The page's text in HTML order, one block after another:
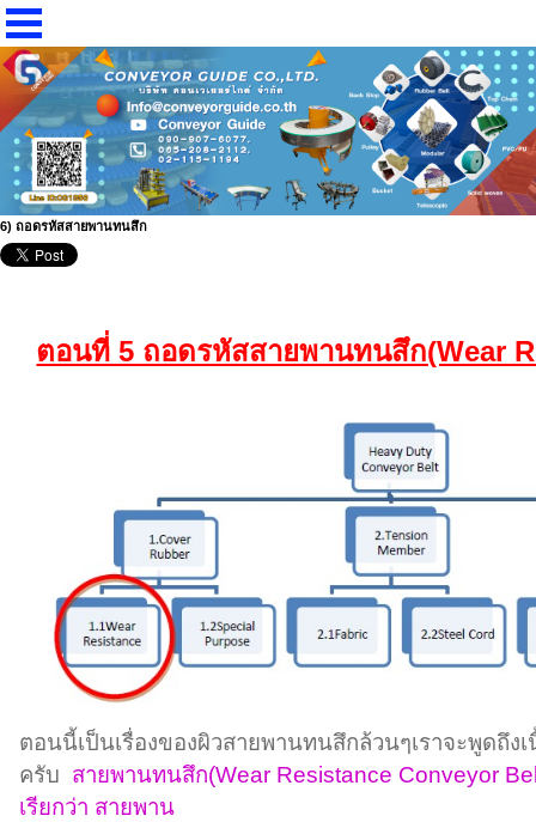
6) ถอดรหัสสายพานทนสึก
ตอนที่ 5 ถอดรหัสสายพานทนสึก(Wear
ตอนนี้เป็นเรื่องของผิวสายพานทนสึกล้วนๆเราจะพูดถึง
ครับ สายพานทนสึก(Wear Resistance Conveyor
เรียกว่า สายพาน